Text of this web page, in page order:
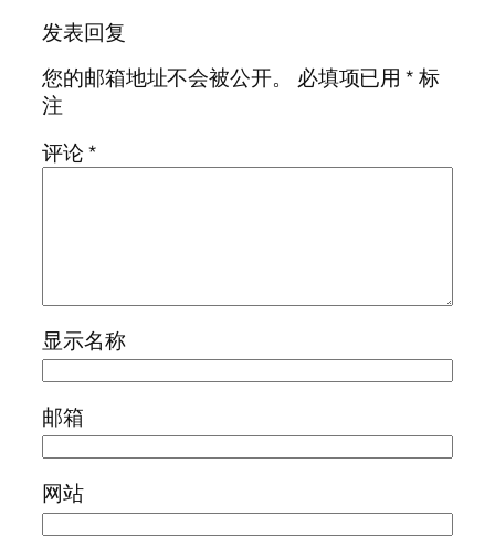
发表回复
您的邮箱地址不会被公开。
必填项已用*标
注
评论*
显示名称
邮箱
网站